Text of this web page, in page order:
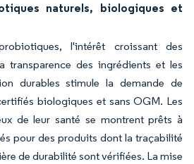
naturels, biologiques et
l'intérêt croissant des
transparence des ingrédients et les
durables stimule la demande de
biologiques et sans OGM. Les
de leur santé se montrent prêts à
pour des produits dont la traçabilité
de durabilité sont vérifiées. La mise